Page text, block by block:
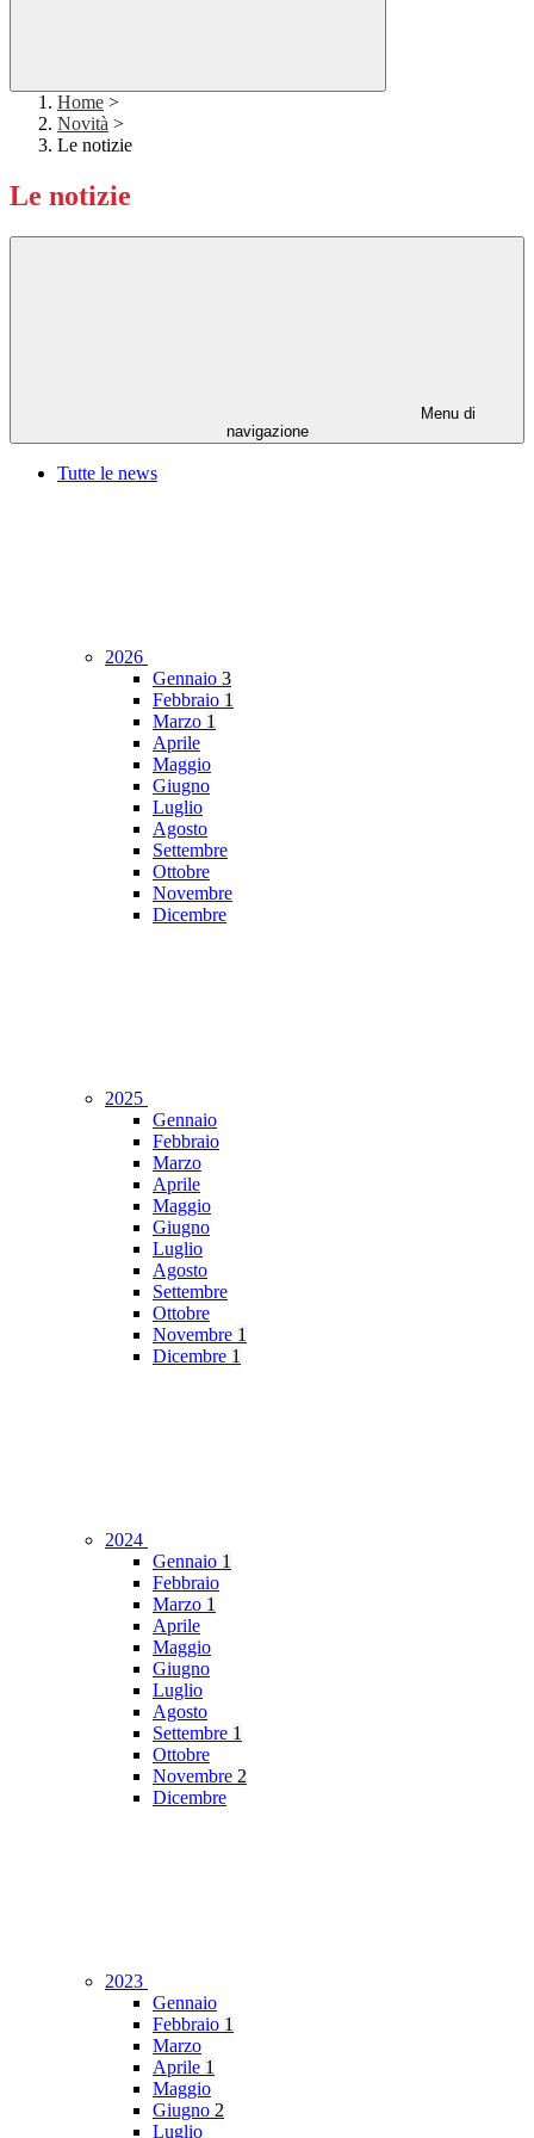
Home >
Novità >
Le notizie
Le notizie
Menu di
navigazione
Tutte le news
2026
Gennaio 3
Febbraio 1
Marzo 1
Aprile
Maggio
Giugno
Luglio
Agosto
Settembre
Ottobre
Novembre
Dicembre
2025
Gennaio
Febbraio
Marzo
Aprile
Maggio
Giugno
Luglio
Agosto
Settembre
Ottobre
Novembre 1
Dicembre 1
2024
Gennaio 1
Febbraio
Marzo 1
Aprile
Maggio
Giugno
Luglio
Agosto
Settembre 1
Ottobre
Novembre 2
Dicembre
2023
Gennaio
Febbraio 1
Marzo
Aprile 1
Maggio
Giugno 2
Luglio